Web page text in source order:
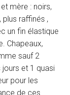
mère : noirs,
plus raffinés ,
un fin élastique
Chapeaux,
sauf 2
et 1 quasi
pour les
de ces